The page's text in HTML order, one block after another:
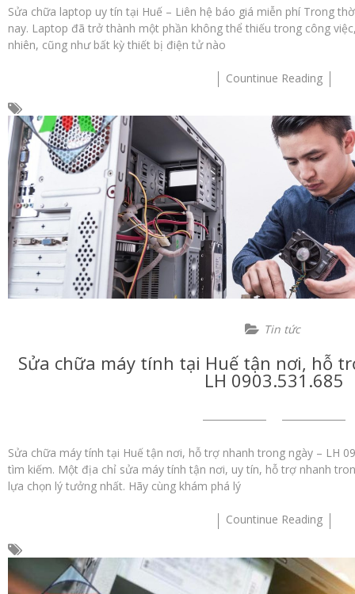
Sửa chữa laptop uy tín tại Huế – Liên hệ báo giá miễn phí Trong
nay. Laptop đã trở thành một phần không thể thiếu trong công
nhiên, cũng như bất kỳ thiết bị điện tử nào
Countinue Reading
Tin tức
Sửa chữa máy tính tại Huế tận nơi, hỗ
LH 0903.531.685
Sửa chữa máy tính tại Huế tận nơi, hỗ trợ nhanh trong ngày – LH
tìm kiếm. Một địa chỉ sửa máy tính tận nơi, uy tín, hỗ trợ nhanh
lựa chọn lý tưởng nhất. Hãy cùng khám phá lý
Countinue Reading